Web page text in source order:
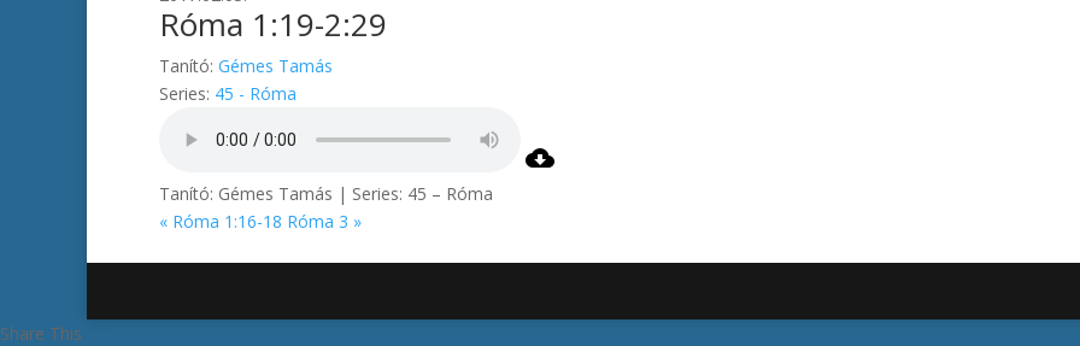
Róma 1:19-2:29
Tanító: Gémes Tamás
Series: 45 - Róma
Tanító: Gémes Tamás | Series: 45 – Róma
« Róma 1:16-18 Róma 3 »
Share This